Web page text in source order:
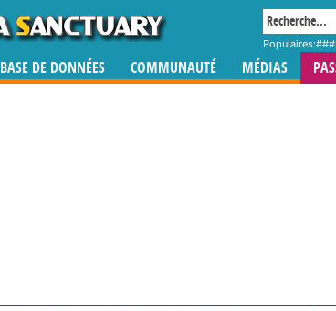
Populaires:
BASE DE DONNÉES COMMUNAUTÉ MÉDIAS